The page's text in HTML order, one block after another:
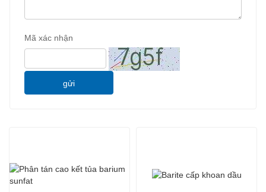
Mã xác nhận
gửi